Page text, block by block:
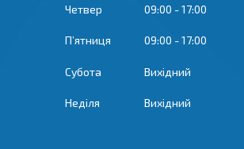
Четвер 09:00 17:00
Пʼятниця 09:00 17:00
Субота Вихідний
Неділя Вихідний